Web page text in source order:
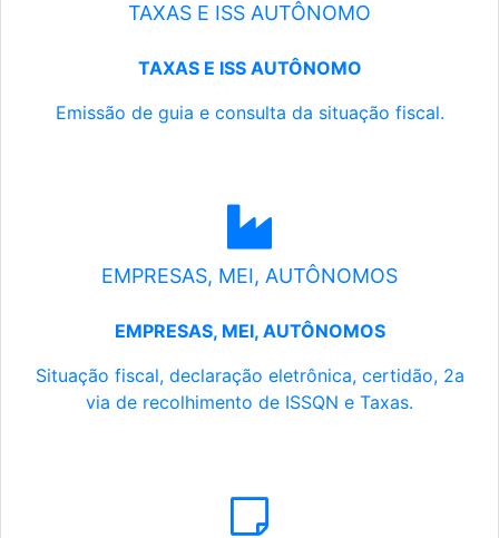
TAXAS E ISS AUTÔNOMO
TAXAS E ISS AUTÔNOMO
Emissão de guia e consulta da situação fiscal.
EMPRESAS, MEI, AUTÔNOMOS
EMPRESAS, MEI, AUTÔNOMOS
Situação fiscal, declaração eletrônica, certidão, 2a
via de recolhimento de ISSQN e Taxas.